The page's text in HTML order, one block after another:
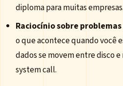
diploma para muitas empresas.
Raciocínio sobre
o que acontece quando você
dados se movem entre disco
system call.